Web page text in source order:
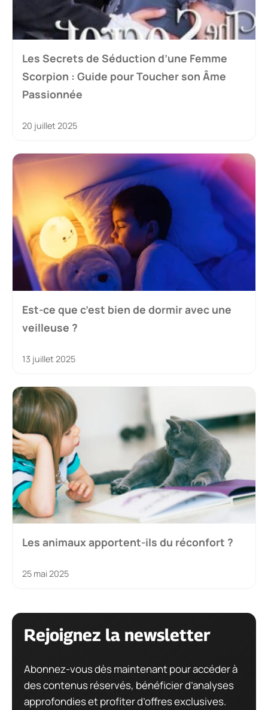
Les Secrets de Séduction d’une Femme
Scorpion : Guide pour Toucher son Âme
Passionnée
20 juillet 2025
Est-ce que c’est bien de dormir avec une
veilleuse ?
13 juillet 2025
Les animaux apportent-ils du réconfort ?
25 mai 2025
Rejoignez la newsletter
Abonnez-vous dès maintenant pour accéder à
des contenus réservés, bénéficier d’analyses
approfondies et profiter d’offres exclusives.